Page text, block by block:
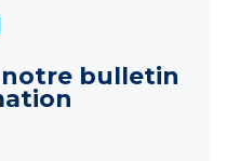
notre bulletin